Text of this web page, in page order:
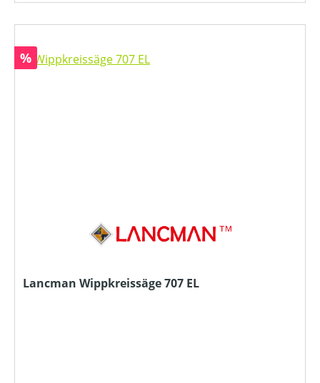
Rabatt
%
Lancman Wippkreissäge 707 EL